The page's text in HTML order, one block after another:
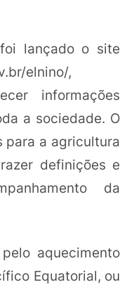
lançado o site
elnino/,
informações
a sociedade. O
para a agricultura
definições e
da
aquecimento
Equatorial, ou